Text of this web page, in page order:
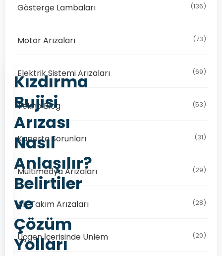
Kızdırma
Bujisi
Arızası
Nasıl
Anlaşılır?
Belirtiler
ve
Çözüm
Yolları
Gösterge Lambaları (136)
Motor Arızaları (73)
Elektrik Sistemi Arızaları (69)
Tekno Blog (53)
Kaporta Sorunları (31)
Multimedya Arızaları (29)
Alt Takım Arızaları (28)
Üçgen İçerisinde Ünlem (20)